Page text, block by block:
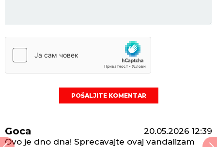
POŠALJITE KOMENTAR
Goca 20.05.2026 12:39
Ovo je dno dna! Sprecavajte ovaj vandalizam